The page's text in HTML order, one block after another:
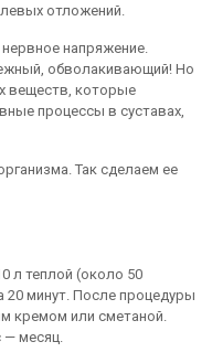
отложений.
напряжение.
обволакивающий! Но
веществ, которые
процессы в суставах,
Так сделаем ее
л теплой (около 50
20 минут. После процедуры
кремом или сметаной.
месяц.